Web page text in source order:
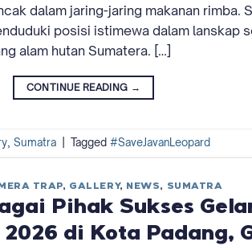
dalam jaring-jaring makanan rimba.
posisi istimewa dalam lanskap
alam hutan Sumatera. […]
CONTINUE READING →
, Sumatra Tagged #SaveJavanLeopard
TRAP, GALLERY, NEWS, SUMATRA
Pihak Sukses
di Kota Padang,